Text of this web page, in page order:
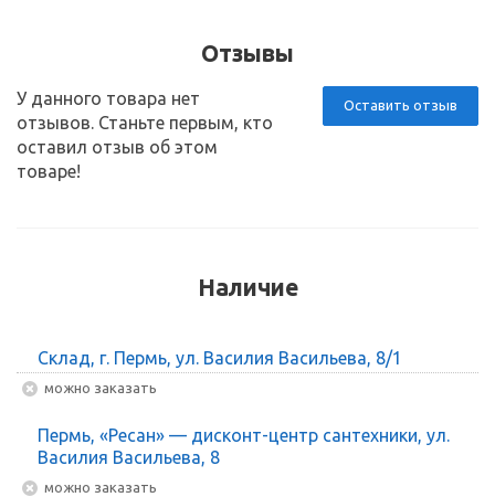
Отзывы
Оставить отзыв
У данного товара нет
отзывов. Станьте первым, кто
оставил отзыв об этом
товаре!
Наличие
Склад, г. Пермь, ул. Василия Васильева, 8/1
Можно заказать
Пермь, «Ресан» — дисконт-центр сантехники, ул.
Василия Васильева, 8
Можно заказать